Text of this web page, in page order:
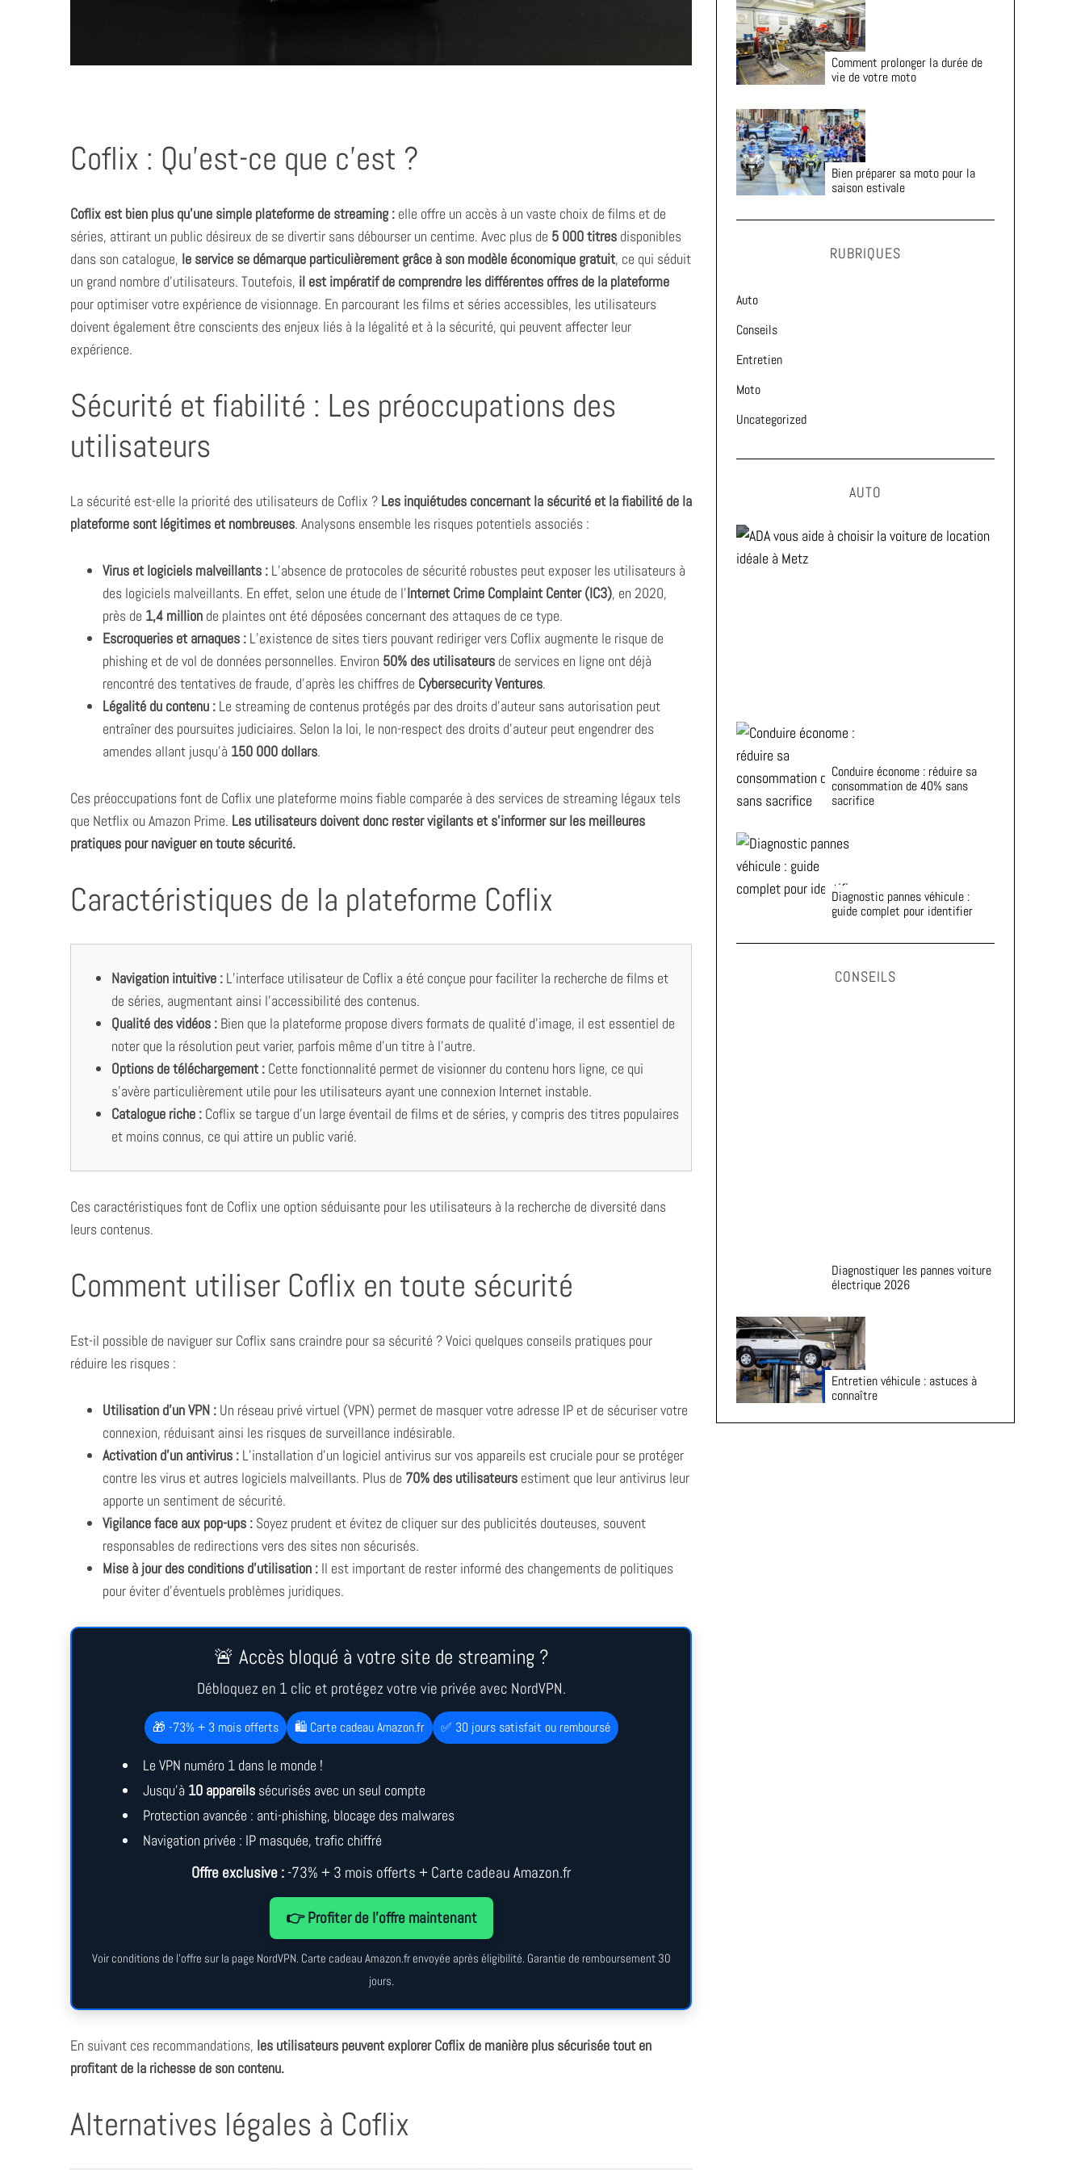
Coflix : Qu’est-ce que c’est ?
Coflix est bien plus qu’une simple plateforme de streaming : elle offre un accès à un vaste choix de films et de
séries, attirant un public désireux de se divertir sans débourser un centime. Avec plus de 5 000 titres disponibles
dans son catalogue, le service se démarque particulièrement grâce à son modèle économique gratuit, ce qui séduit
un grand nombre d’utilisateurs. Toutefois, il est impératif de comprendre les différentes offres de la plateforme
pour optimiser votre expérience de visionnage. En parcourant les films et séries accessibles, les utilisateurs
doivent également être conscients des enjeux liés à la légalité et à la sécurité, qui peuvent affecter leur
expérience.
Sécurité et fiabilité : Les préoccupations des
utilisateurs
La sécurité est-elle la priorité des utilisateurs de Coflix ? Les inquiétudes concernant la sécurité et la fiabilité de la
plateforme sont légitimes et nombreuses. Analysons ensemble les risques potentiels associés :
Virus et logiciels malveillants : L’absence de protocoles de sécurité robustes peut exposer les utilisateurs à
des logiciels malveillants. En effet, selon une étude de l’Internet Crime Complaint Center (IC3), en 2020,
près de 1,4 million de plaintes ont été déposées concernant des attaques de ce type.
Escroqueries et arnaques : L’existence de sites tiers pouvant rediriger vers Coflix augmente le risque de
phishing et de vol de données personnelles. Environ 50% des utilisateurs de services en ligne ont déjà
rencontré des tentatives de fraude, d’après les chiffres de Cybersecurity Ventures.
Légalité du contenu : Le streaming de contenus protégés par des droits d’auteur sans autorisation peut
entraîner des poursuites judiciaires. Selon la loi, le non-respect des droits d’auteur peut engendrer des
amendes allant jusqu’à 150 000 dollars.
Ces préoccupations font de Coflix une plateforme moins fiable comparée à des services de streaming légaux tels
que Netflix ou Amazon Prime. Les utilisateurs doivent donc rester vigilants et s’informer sur les meilleures
pratiques pour naviguer en toute sécurité.
Caractéristiques de la plateforme Coflix
Navigation intuitive : L’interface utilisateur de Coflix a été conçue pour faciliter la recherche de films et
de séries, augmentant ainsi l’accessibilité des contenus.
Qualité des vidéos : Bien que la plateforme propose divers formats de qualité d’image, il est essentiel de
noter que la résolution peut varier, parfois même d’un titre à l’autre.
Options de téléchargement : Cette fonctionnalité permet de visionner du contenu hors ligne, ce qui
s’avère particulièrement utile pour les utilisateurs ayant une connexion Internet instable.
Catalogue riche : Coflix se targue d’un large éventail de films et de séries, y compris des titres populaires
et moins connus, ce qui attire un public varié.
Ces caractéristiques font de Coflix une option séduisante pour les utilisateurs à la recherche de diversité dans
leurs contenus.
Comment utiliser Coflix en toute sécurité
Est-il possible de naviguer sur Coflix sans craindre pour sa sécurité ? Voici quelques conseils pratiques pour
réduire les risques :
Utilisation d’un VPN : Un réseau privé virtuel (VPN) permet de masquer votre adresse IP et de sécuriser votre
connexion, réduisant ainsi les risques de surveillance indésirable.
Activation d’un antivirus : L’installation d’un logiciel antivirus sur vos appareils est cruciale pour se protéger
contre les virus et autres logiciels malveillants. Plus de 70% des utilisateurs estiment que leur antivirus leur
apporte un sentiment de sécurité.
Vigilance face aux pop-ups : Soyez prudent et évitez de cliquer sur des publicités douteuses, souvent
responsables de redirections vers des sites non sécurisés.
Mise à jour des conditions d’utilisation : Il est important de rester informé des changements de politiques
pour éviter d’éventuels problèmes juridiques.
🚨 Accès bloqué à votre site de streaming ?
Débloquez en 1 clic et protégez votre vie privée avec NordVPN.
🎁 -73% + 3 mois offerts 🛍️ Carte cadeau Amazon.fr ✅ 30 jours satisfait ou remboursé
Le VPN numéro 1 dans le monde !
Jusqu’à 10 appareils sécurisés avec un seul compte
Protection avancée : anti-phishing, blocage des malwares
Navigation privée : IP masquée, trafic chiffré
Offre exclusive : -73% + 3 mois offerts + Carte cadeau Amazon.fr
👉 Profiter de l’offre maintenant
Voir conditions de l’offre sur la page NordVPN. Carte cadeau Amazon.fr envoyée après éligibilité. Garantie de remboursement 30
jours.
En suivant ces recommandations, les utilisateurs peuvent explorer Coflix de manière plus sécurisée tout en
profitant de la richesse de son contenu.
Alternatives légales à Coflix
Comment prolonger la durée de
vie de votre moto
Bien préparer sa moto pour la
saison estivale
RUBRIQUES
Auto
Conseils
Entretien
Moto
Uncategorized
AUTO
Conduire économe : réduire sa
consommation de 40% sans
sacrifice
Diagnostic pannes véhicule :
guide complet pour identifier
CONSEILS
Diagnostiquer les pannes voiture
électrique 2026
Entretien véhicule : astuces à
connaître
S
e
a
h
f
r